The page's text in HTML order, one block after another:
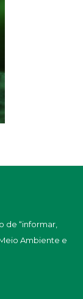
de “informar,
Ambiente e